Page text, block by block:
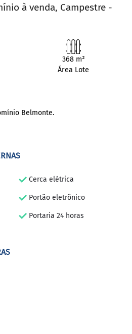
à venda, Campestre -
368 m²
Área Lote
Belmonte.
Cerca elétrica
Portão eletrônico
Portaria 24 horas